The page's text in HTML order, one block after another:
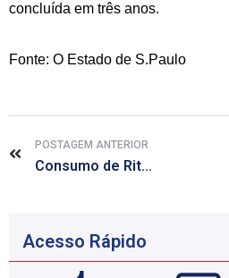
concluída em três anos.
Fonte: O Estado de S.Paulo
POSTAGEM ANTERIOR
Consumo de Ritalina no Brasil cresce 775% em dez anos
Acesso Rápido